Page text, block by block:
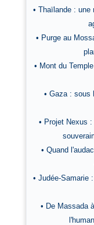
• Thaïlande :
• Purge au
• Mont du
• Gaza : sous
• Projet Nexus
• Quand
• Judée-Samarie
• De Massada